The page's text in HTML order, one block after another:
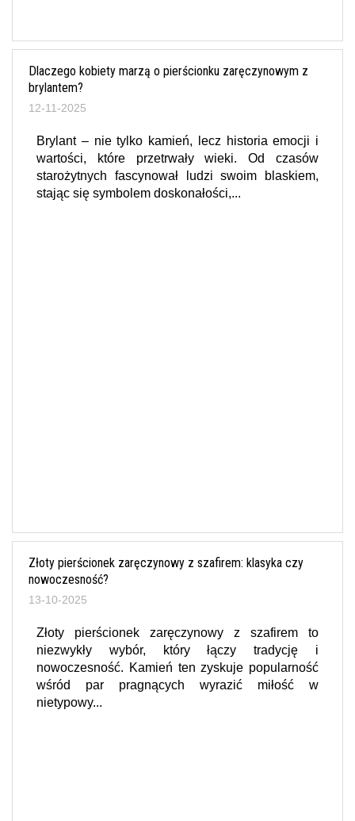
Dlaczego kobiety marzą o pierścionku zaręczynowym z
brylantem?
12-11-2025
Brylant – nie tylko kamień, lecz historia emocji i
wartości, które przetrwały wieki. Od czasów
starożytnych fascynował ludzi swoim blaskiem,
stając się symbolem doskonałości,...
Złoty pierścionek zaręczynowy z szafirem: klasyka czy
nowoczesność?
13-10-2025
Złoty pierścionek zaręczynowy z szafirem to
niezwykły wybór, który łączy tradycję i
nowoczesność. Kamień ten zyskuje popularność
wśród par pragnących wyrazić miłość w
nietypowy...